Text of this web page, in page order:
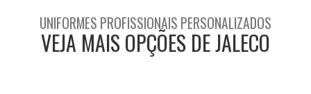
UNIFORMES PROFISSIONAIS PERSONALIZADOS
VEJA MAIS OPÇÕES DE JALECO